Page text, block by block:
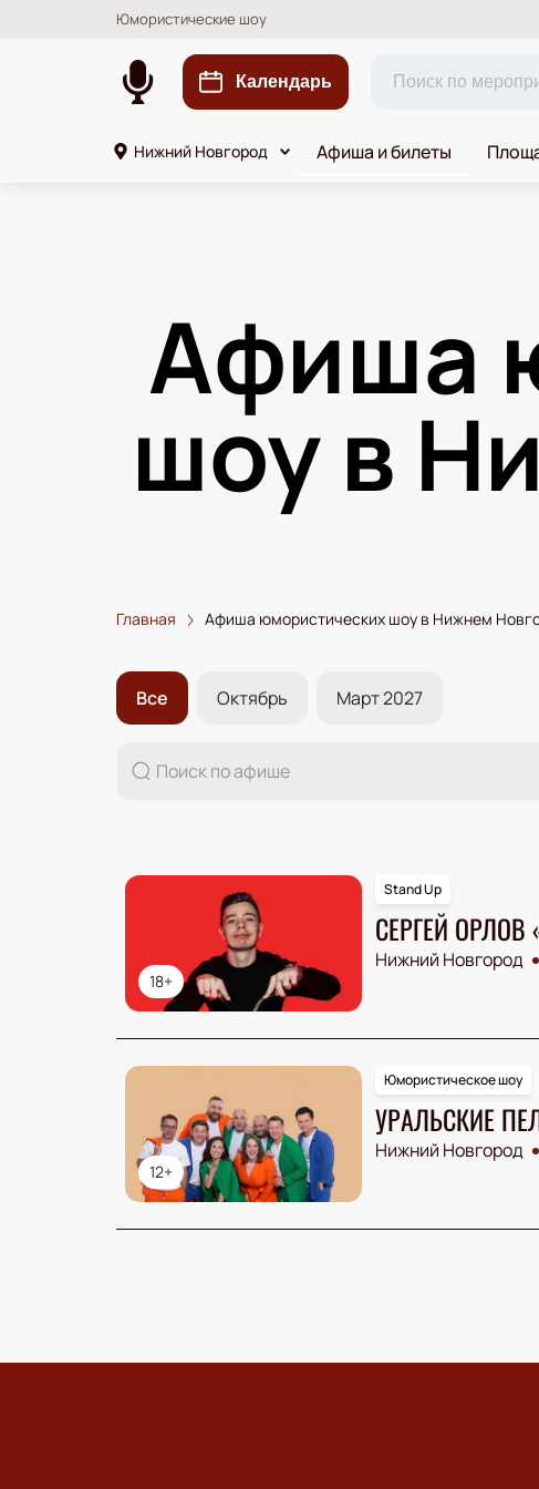
Юмористические шоу
Календарь
Нижний Новгород Афиша и билеты
Афиша
шоу в
Главная Афиша юмористических шоу в Нижнем
Все Октябрь Март 2027
18+
Stand Up
СЕРГЕЙ ОРЛОВ
Нижний Новгород
12+
Юмористическое шоу
УРАЛЬСКИЕ
Нижний Новгород